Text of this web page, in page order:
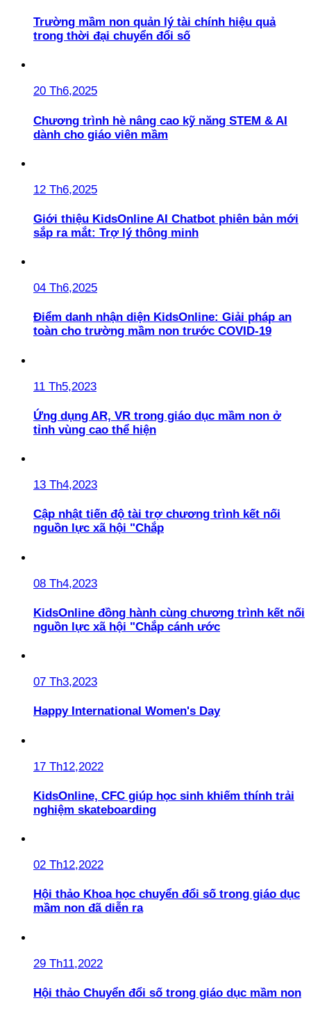
Trường mầm non quản lý tài chính hiệu quả
trong thời đại chuyển đổi số
20 Th6,2025
Chương trình hè nâng cao kỹ năng STEM & AI
dành cho giáo viên mầm
12 Th6,2025
Giới thiệu KidsOnline AI Chatbot phiên bản mới
sắp ra mắt: Trợ lý thông minh
04 Th6,2025
Điểm danh nhận diện KidsOnline: Giải pháp an
toàn cho trường mầm non trước COVID-19
11 Th5,2023
Ứng dụng AR, VR trong giáo dục mầm non ở
tỉnh vùng cao thể hiện
13 Th4,2023
Cập nhật tiến độ tài trợ chương trình kết nối
nguồn lực xã hội "Chắp
08 Th4,2023
KidsOnline đồng hành cùng chương trình kết nối
nguồn lực xã hội "Chắp cánh ước
07 Th3,2023
Happy International Women's Day
17 Th12,2022
KidsOnline, CFC giúp học sinh khiếm thính trải
nghiệm skateboarding
02 Th12,2022
Hội thảo Khoa học chuyển đổi số trong giáo dục
mầm non đã diễn ra
29 Th11,2022
Hội thảo Chuyển đổi số trong giáo dục mầm non